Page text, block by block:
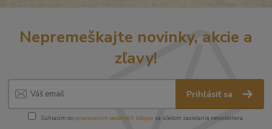
Nepremeškajte novinky, akcie a
zľavy!
Prihlásiť sa
Súhlasím sospracovaním osobných údajov za účelom zasielania newslettera.